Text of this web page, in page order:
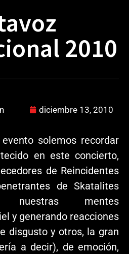
2010
diciembre 13, 2010
solemos recordar
en este concierto,
de Reincidentes
de Skatalites
nuestras mentes
y generando reacciones
disgusto y otros, la gran
a decir), de emoción,